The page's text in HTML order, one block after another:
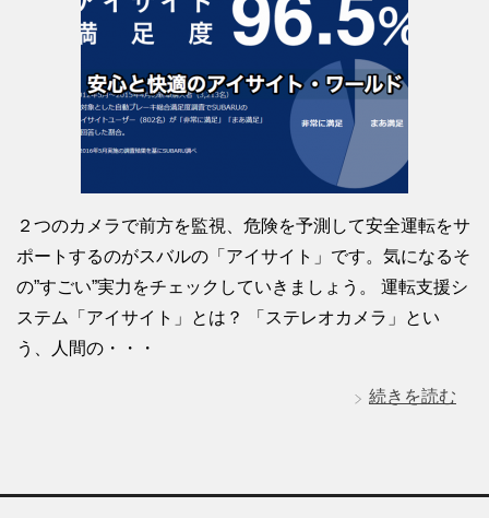
２つのカメラで前方を監視、危険を予測して安全運転をサ
ポートするのがスバルの「アイサイト」です。気になるそ
の”すごい”実力をチェックしていきましょう。 運転支援シ
ステム「アイサイト」とは？ 「ステレオカメラ」とい
う、人間の・・・
続きを読む